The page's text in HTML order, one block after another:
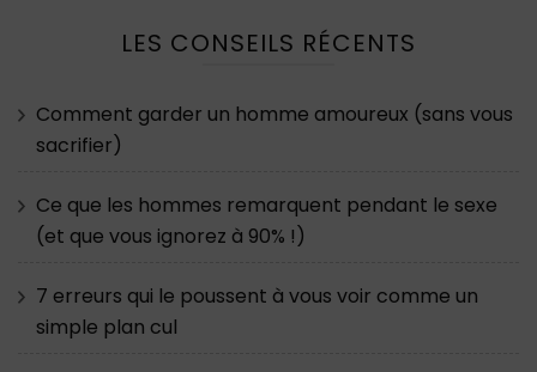
LES CONSEILS RÉCENTS
Comment garder un homme amoureux (sans vous
sacrifier)
Ce que les hommes remarquent pendant le sexe
(et que vous ignorez à 90% !)
7 erreurs qui le poussent à vous voir comme un
simple plan cul